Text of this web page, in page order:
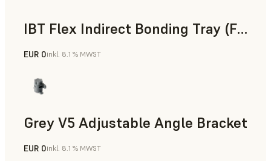
IBT Flex Indirect Bonding Tray (Form 4)
Zahnmedizin
EUR 0inkl. 8.1 % MWST
Grey V5 Adjustable Angle Bracket
Standard
EUR 0inkl. 8.1 % MWST